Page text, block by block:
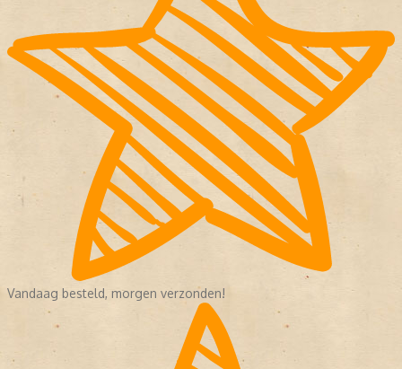
Vandaag besteld, morgen verzonden!